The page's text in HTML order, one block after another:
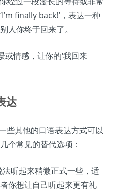
finally back!’，表达一种
人你终于回来了。
情感，让你的‘我回来
达
些其他的口语表达方式可以
个常见的替代选项：
法听起来稍微正式一些，适
你想让自己听起来更有礼